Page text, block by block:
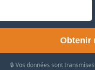
Obtenir
🔒 Vos données sont